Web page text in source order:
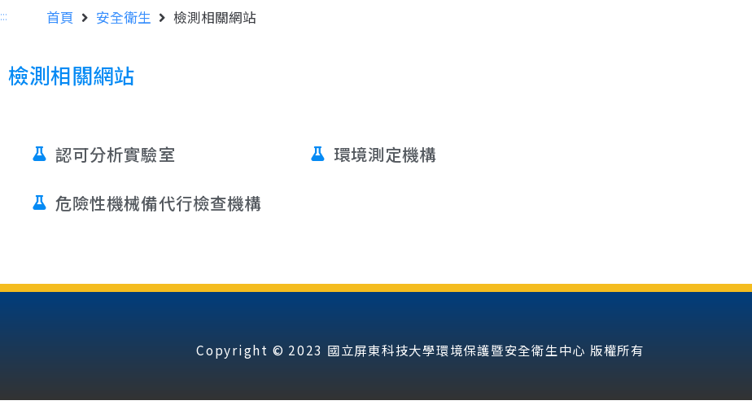
::: 首頁 安全衛生 檢測相關網站
檢測相關網站
認可分析實驗室
環境測定機構
危險性機械備代行檢查機構
Copyright © 2023 國立屏東科技大學環境保護暨安全衛生中心 版權所有